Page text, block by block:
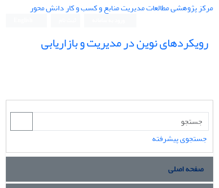
مرکز پژوهشی مطالعات مدیریت منابع و کسب و کار دانش محور
رویکردهای نوین در مدیریت و بازاریابی
جستجوی پیشرفته
صفحه اصلی